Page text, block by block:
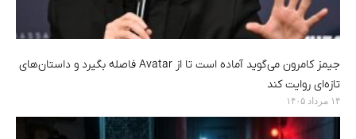
جیمز کامرون می‌گوید آماده است تا از Avatar فاصله بگیرد و داستان‌های
تازه‌ای روایت کند
۱۴ مرداد ۱۴۰۵